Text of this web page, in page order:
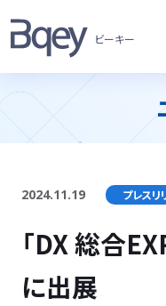
ビーキー
2024.11.19 プレスリ
「DX 総合
に出展